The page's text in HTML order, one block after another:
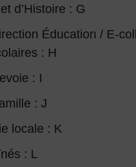
d’Histoire : G
Éducation / E-
: H
: I
: J
locale : K
: L